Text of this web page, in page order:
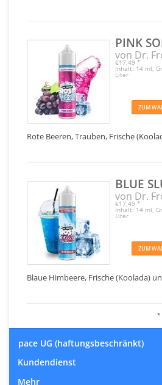
PINK
von Dr.
€17,49 *
Inhalt: 14 ml,
Liter
ZUM
Rote Beeren, Trauben, Frische
BLUE
von Dr.
€17,49 *
Inhalt: 14 ml,
Liter
ZUM
Blaue Himbeere, Frische (Koolada)
*
pace UG (haftungsbeschränkt)
Kundendienst
Mehr